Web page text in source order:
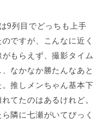
9列目でどっちも上手
ですが、こんなに近く
もらえず、撮影タイム
なかなか勝たんなあと
推しメンちゃん基本下
てたのはあるけれど。
隣に七瀬がいてびっく